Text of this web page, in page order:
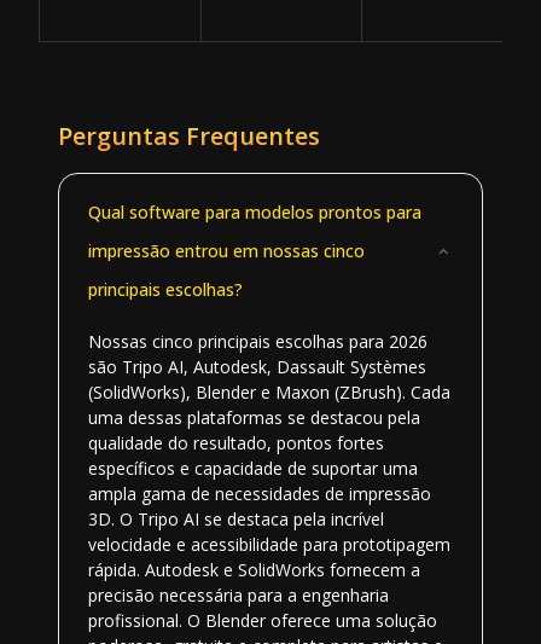
Perguntas Frequentes
Qual software para modelos prontos para
impressão entrou em nossas cinco
principais escolhas?
Nossas cinco principais escolhas para 2026
são Tripo AI, Autodesk, Dassault Systèmes
(SolidWorks), Blender e Maxon (ZBrush). Cada
uma dessas plataformas se destacou pela
qualidade do resultado, pontos fortes
específicos e capacidade de suportar uma
ampla gama de necessidades de impressão
3D. O Tripo AI se destaca pela incrível
velocidade e acessibilidade para prototipagem
rápida. Autodesk e SolidWorks fornecem a
precisão necessária para a engenharia
profissional. O Blender oferece uma solução